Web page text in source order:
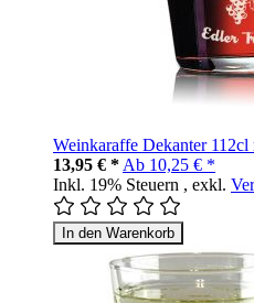
Weinkaraffe Dekanter
13,95 € * Ab 10,25 € *
Inkl. 19% Steuern , exkl.
In den Warenkorb